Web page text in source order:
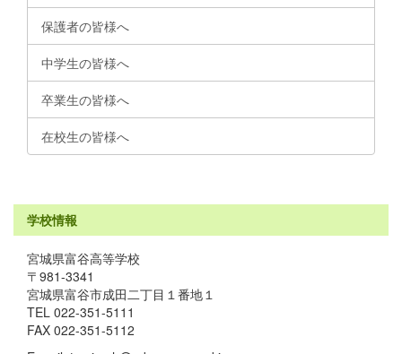
保護者の皆様へ
中学生の皆様へ
卒業生の皆様へ
在校生の皆様へ
学校情報
宮城県富谷高等学校
〒981-3341
宮城県富谷市成田二丁目１番地１
TEL 022-351-5111
FAX 022-351-5112